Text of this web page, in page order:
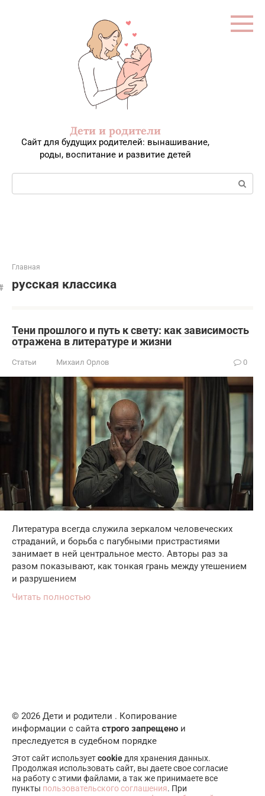
Дети и родители
Сайт для будущих родителей: вынашивание,
роды, воспитание и развитие детей
Поиск:
Главная
русская классика
Тени прошлого и путь к свету: как зависимость
отражена в литературе и жизни
Статьи Михаил Орлов 0
Литература всегда служила зеркалом человеческих
страданий, и борьба с пагубными пристрастиями
занимает в ней центральное место. Авторы раз за
разом показывают, как тонкая грань между утешением
и разрушением
Читать полностью
© 2026 Дети и родители . Копирование
информации с сайта строго запрещено и
преследуется в судебном порядке
Этот сайт используетcookie для хранения данных.
Продолжая использовать сайт, вы даете свое согласие
на работу с этими файлами, а так же принимаете все
пункты пользовательского соглашения. При